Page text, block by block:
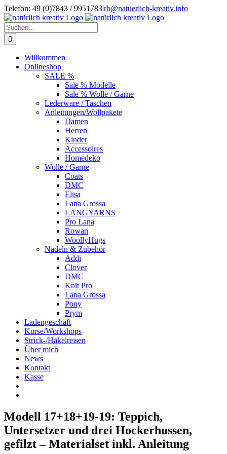
Zum
Inhalt
springen
Telefon: 49 (0)7843 / 9951783|rb@natuerlich-kreativ.info
Suche
nach:
Willkommen
Onlineshop
SALE %
Sale % Modelle
Sale % Wolle / Garne
Lederware / Taschen
Anleitungen/Wollpakete
Damen
Herren
Kinder
Accessoires
Homedeko
Wolle / Garne
Coats
DMC
Elisa
Lana Grossa
LANGYARNS
Pro Lana
Rowan
WoollyHugs
Nadeln & Zubehör
Addi
Clover
DMC
Knit Pro
Lana Grossa
Pony
Prym
Ladengeschäft
Kurse/Workshops
Strick-/Häkelreisen
Über mich
News
Kontakt
Kasse
Modell 17+18+19-19: Teppich,
Untersetzer und drei Hockerhussen,
gefilzt – Materialset inkl. Anleitung